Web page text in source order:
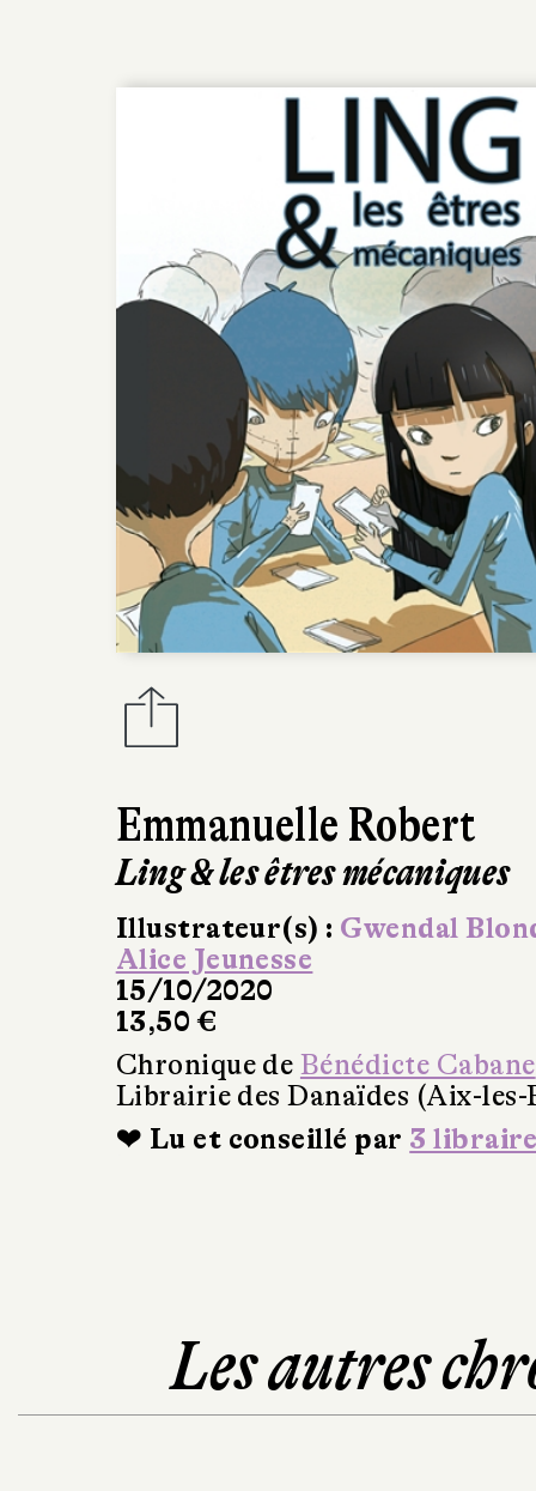
Emmanuelle Robert
Ling & les êtres mécaniques
Illustrateur(s) : Gwendal
Alice Jeunesse
15/10/2020
13,50 €
Chronique de Bénédicte Cabane
Librairie des Danaïdes (Aix-les-
❤ Lu et conseillé par 3
Les autres